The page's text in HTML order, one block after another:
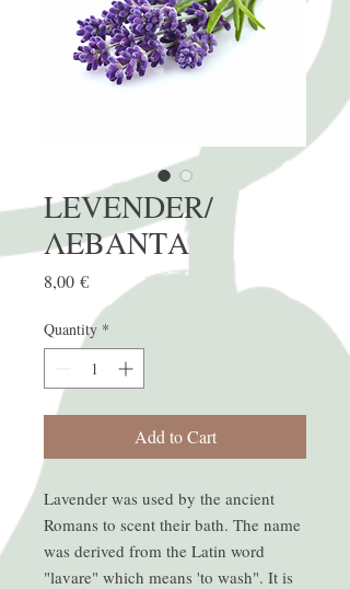
LEVENDER/
ΛΕΒΑΝΤΑ
8,00 €Price
Quantity *
Add to Cart
Lavender was used by the ancient
Romans to scent their bath. The name
was derived from the Latin word
"lavare" which means 'to wash". It is